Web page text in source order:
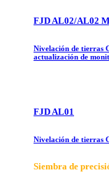
FJD AL02/AL02
Nivelación de tierras
actualización de
FJD AL01
Nivelación de tierras
Siembra de